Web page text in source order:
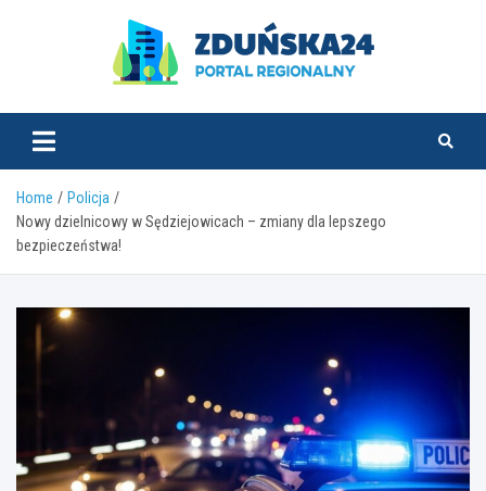
zdunska24.pl
Home
Policja
Nowy dzielnicowy w Sędziejowicach – zmiany dla lepszego
bezpieczeństwa!